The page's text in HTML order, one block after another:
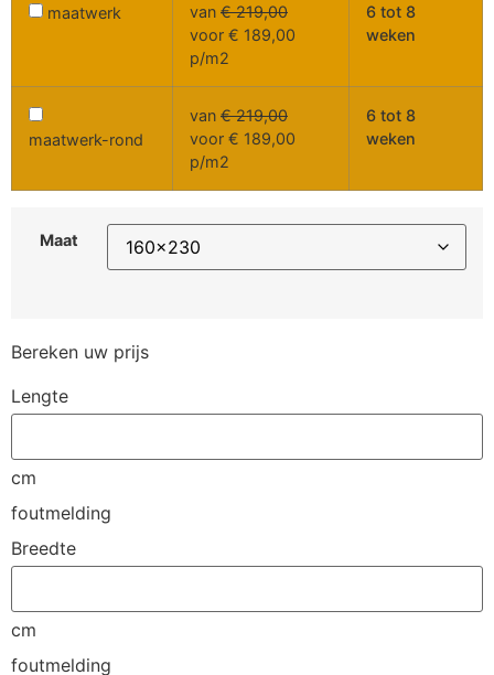
maatwerk van €219,00
voor € 189,00
p/m2
6 tot 8
weken
maatwerk-rond
van €219,00
voor € 189,00
p/m2
6 tot 8
weken
Maat
Bereken uw prijs
Lengte
cm
foutmelding
Breedte
cm
foutmelding